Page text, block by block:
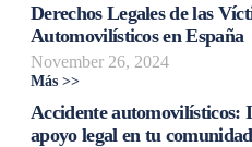
Derechos Legales de las
Automovilísticos en España
November 26, 2024
Más >>
Accidente automovilísticos:
apoyo legal en tu comunidad